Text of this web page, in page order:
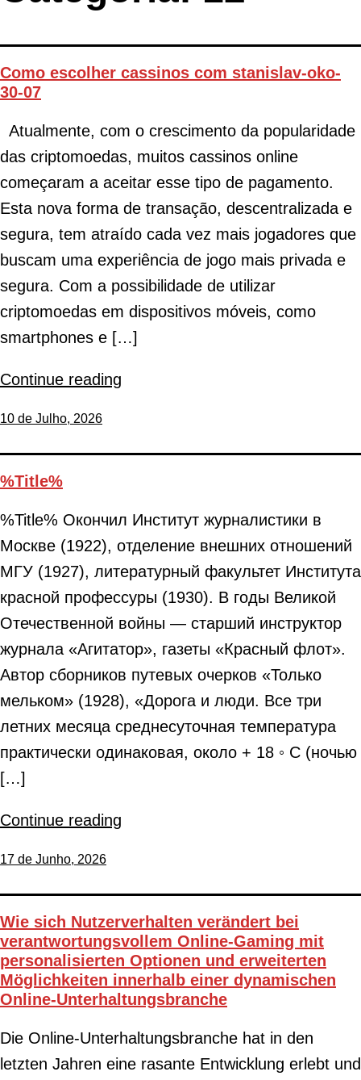
Como escolher cassinos com stanislav-oko-
30-07
Atualmente, com o crescimento da popularidade
das criptomoedas, muitos cassinos online
começaram a aceitar esse tipo de pagamento.
Esta nova forma de transação, descentralizada e
segura, tem atraído cada vez mais jogadores que
buscam uma experiência de jogo mais privada e
segura. Com a possibilidade de utilizar
criptomoedas em dispositivos móveis, como
smartphones e […]
Continue reading
10 de Julho, 2026
%Title%
%Title% Окончил Институт журналистики в
Москве (1922), отделение внешних отношений
МГУ (1927), литературный факультет Института
красной профессуры (1930). В годы Великой
Отечественной войны — старший инструктор
журнала «Агитатор», газеты «Красный флот».
Автор сборников путевых очерков «Только
мельком» (1928), «Дорога и люди. Все три
летних месяца среднесуточная температура
практически одинаковая, около + 18 ◦ C (ночью
[…]
Continue reading
17 de Junho, 2026
Wie sich Nutzerverhalten verändert bei
verantwortungsvollem Online-Gaming mit
personalisierten Optionen und erweiterten
Möglichkeiten innerhalb einer dynamischen
Online-Unterhaltungsbranche
Die Online-Unterhaltungsbranche hat in den
letzten Jahren eine rasante Entwicklung erlebt und